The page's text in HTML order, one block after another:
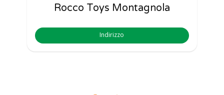
Rocco Toys Montagnola
Indirizzo